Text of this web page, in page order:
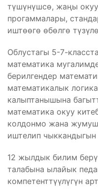
түшүнүшсө, жаңы
прогаммалары,
иштөөгө өбөлгө
Облустагы 5-7-
математика
берилгендер
математикалык
калыптанышына
математика окуу
колдонмо жана
иштелип
12 жылдык билим
талабына ылайык
компетенттүүлүгүн